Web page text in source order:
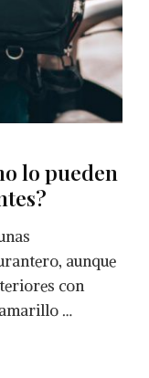
lo pueden
aunque
con
…